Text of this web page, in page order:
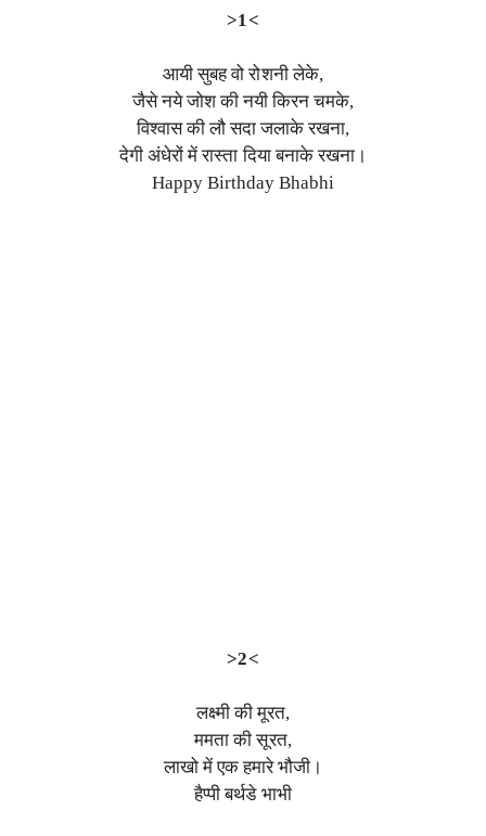
>1<
आयी सुबह वो रोशनी लेके,
जैसे नये जोश की नयी किरन चमके,
विश्वास की लौ सदा जलाके रखना,
देगी अंधेरों में रास्ता दिया बनाके रखना।
Happy Birthday Bhabhi
>2<
लक्ष्मी की मूरत,
ममता की सूरत,
लाखो में एक हमारे भौजी।
हैप्पी बर्थडे भाभी